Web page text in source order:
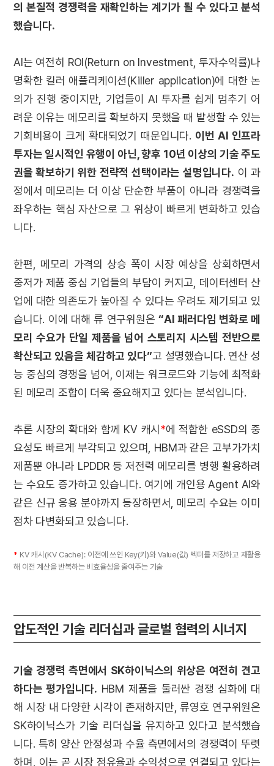
의 본질적 경쟁력을 재확인하는 계기가 될 수 있다고 분석
했습니다.
AI는 여전히 ROI(Return on Investment, 투자수익률)나
명확한 킬러 애플리케이션(Killer application)에 대한 논
의가 진행 중이지만, 기업들이 AI 투자를 쉽게 멈추기 어
려운 이유는 메모리를 확보하지 못했을 때 발생할 수 있는
기회비용이 크게 확대되었기 때문입니다. 이번 AI 인프라
투자는 일시적인 유행이 아닌, 향후 10년 이상의 기술 주도
권을 확보하기 위한 전략적 선택이라는 설명입니다. 이 과
정에서 메모리는 더 이상 단순한 부품이 아니라 경쟁력을
좌우하는 핵심 자산으로 그 위상이 빠르게 변화하고 있습
니다.
한편, 메모리 가격의 상승 폭이 시장 예상을 상회하면서
중저가 제품 중심 기업들의 부담이 커지고, 데이터센터 산
업에 대한 의존도가 높아질 수 있다는 우려도 제기되고 있
습니다. 이에 대해 류 연구위원은“AI 패러다임 변화로 메
모리 수요가 단일 제품을 넘어 스토리지 시스템 전반으로
확산되고 있음을 체감하고 있다”고 설명했습니다. 연산 성
능 중심의 경쟁을 넘어, 이제는 워크로드와 기능에 최적화
된 메모리 조합이 더욱 중요해지고 있다는 분석입니다.
추론 시장의 확대와 함께 KV 캐시 *에 적합한 eSSD의 중
요성도 빠르게 부각되고 있으며, HBM과 같은 고부가가치
제품뿐 아니라 LPDDR 등 저전력 메모리를 병행 활용하려
는 수요도 증가하고 있습니다. 여기에 개인용 Agent AI와
같은 신규 응용 분야까지 등장하면서, 메모리 수요는 이미
점차 다변화되고 있습니다.
* KV 캐시(KV Cache): 이전에 쓰인 Key(키)와 Value(값) 벡터를 저장하고 재활용
해 이전 계산을 반복하는 비효율성을 줄여주는 기술
압도적인 기술 리더십과 글로벌 협력의 시너지
기술 경쟁력 측면에서 SK하이닉스의 위상은 여전히 견고
하다는 평가입니다. HBM 제품을 둘러싼 경쟁 심화에 대
해 시장 내 다양한 시각이 존재하지만, 류영호 연구위원은
SK하이닉스가 기술 리더십을 유지하고 있다고 분석했습
니다. 특히 양산 안정성과 수율 측면에서의 경쟁력이 뚜렷
하며, 이는 곧 시장 점유율과 수익성으로 연결되고 있다는